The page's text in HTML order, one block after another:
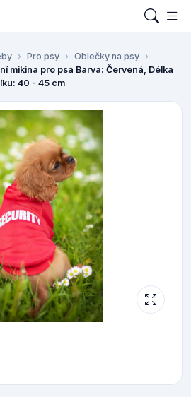
Pro psy
Oblečky na psy
mikina pro psa Barva: Červená, Délka
40 - 45 cm